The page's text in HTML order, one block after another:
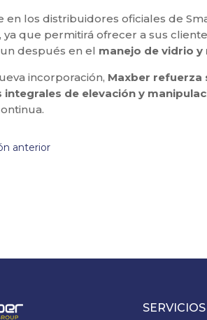
en los distribuidores oficiales de
ya que permitirá ofrecer a sus
después en el manejo de vidrio
incorporación, Maxber refuerza
integrales de elevación y
anterior
SERVICIOS